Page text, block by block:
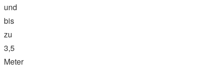
und
bis
zu
3,5
Meter